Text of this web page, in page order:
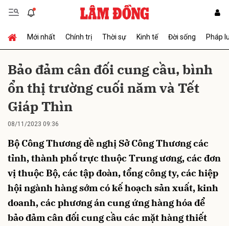
Mới nhất Chính trị Thời sự Kinh tế Đời sống Pháp
Bảo đảm cân đối cung cầu, bình
ổn thị trường cuối năm và Tết
Giáp Thìn
08/11/2023 09:36
Bộ Công Thương đề nghị Sở Công Thương các
tỉnh, thành phố trực thuộc Trung ương, các đơn
vị thuộc Bộ, các tập đoàn, tổng công ty, các hiệp
hội ngành hàng sớm có kế hoạch sản xuất, kinh
doanh, các phương án cung ứng hàng hóa để
bảo đảm cân đối cung cầu các mặt hàng thiết
Gửi bình luận
Hủy Gửi